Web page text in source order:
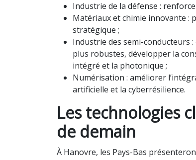
Industrie de la défense :
Matériaux et chimie innovante :
stratégique ;
Industrie des semi-conducteurs
plus robustes, développer la
intégré et la photonique ;
Numérisation : améliorer
artificielle et la cyberrésilience.
Les technologies
de demain
À Hanovre, les Pays-Bas